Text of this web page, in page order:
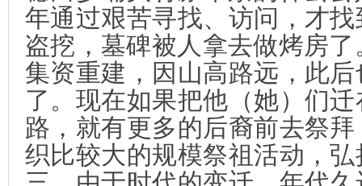
年通过艰苦寻找、访问，才
盗挖，墓碑被人拿去做烤房了
集资重建，因山高路远，此
了。现在如果把他（她）们
路，就有更多的后裔前去祭
织比较大的规模祭祖活动，